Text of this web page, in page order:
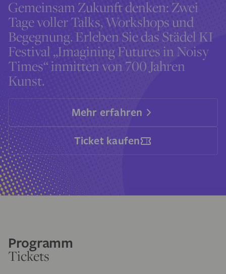
Gemeinsam Zukunft denken: Zwei
Tage voller Talks, Workshops und
Begegnung. Erleben Sie das Städel KI
Festival „Imagining Futures in Noisy
Times“ inmitten von 700 Jahren
Kunst.
Mehr erfahren
Ticket kaufen
Programm
Tickets